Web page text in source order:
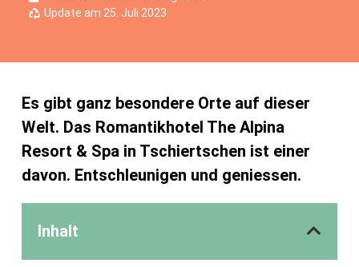
Update am 25. Juli 2023
Es gibt ganz besondere Orte auf dieser
Welt. Das Romantikhotel The Alpina
Resort & Spa in Tschiertschen ist einer
davon. Entschleunigen und geniessen.
Inhalt